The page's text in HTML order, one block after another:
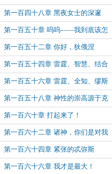
第一百四十八章 黑夜女士的深邃
第一百五十章 呜呜——我到底该怎
么办？
第一百五十二章 你好，狄俄涅
第一百五十四章 雷霆、智慧、结合
第一百五十六章 雷霆、全知、缪斯
女神（全心打磨章）
第一百五十八章 神性的崇高源于克
制
第一百六十章 打起来了！
第一百六十二章 诸神，你们是对我
有意见？
第一百六十四章 紧张的忒弥斯
第一百六十六章 我才是最大！